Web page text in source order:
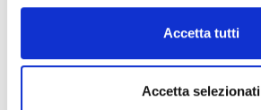
Accetta tutti
Accetta selezionati